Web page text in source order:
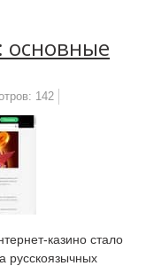
основные
142
казино стало
русскоязычных